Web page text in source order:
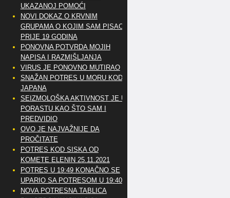
UKAZANOJ POMOĆI
NOVI DOKAZ O KRVNIM
GRUPAMA O KOJIM SAM PISAO
PRIJE 19 GODINA
PONOVNA POTVRDA MOJIH
NAPISA I RAZMIŠLJANJA
VIRUS JE PONOVNO MUTIRAO
SNAŽAN POTRES U MORU KOD
JAPANA
SEIZMOLOŠKA AKTIVNOST JE U
PORASTU KAO ŠTO SAM I
PREDVIDIO
OVO JE NAJVAŽNIJE DA
PROČITATE
POTRES KOD SISKA OD
KOMETE ELENIN 25.11.2021
POTRES U 19:49 KONAČNO SE
UPARIO SA POTRESOM U 19:40
NOVA POTRESNA TABLICA